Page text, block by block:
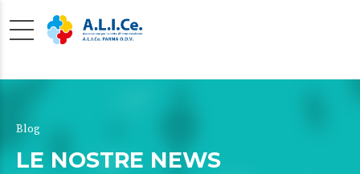
Blog
LE NOSTRE NEWS